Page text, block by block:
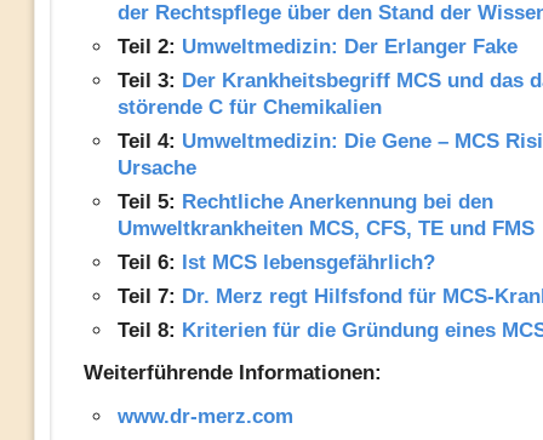
der Rechtspflege über den Stand der
Teil 2: Umweltmedizin: Der Erlanger Fake
Teil 3: Der Krankheitsbegriff MCS und das
störende C für Chemikalien
Teil 4: Umweltmedizin: Die Gene – MCS
Ursache
Teil 5: Rechtliche Anerkennung bei den
Umweltkrankheiten MCS, CFS, TE und FMS
Teil 6: Ist MCS lebensgefährlich?
Teil 7: Dr. Merz regt Hilfsfond für MCS-
Teil 8: Kriterien für die Gründung eines
Weiterführende Informationen:
www.dr-merz.com